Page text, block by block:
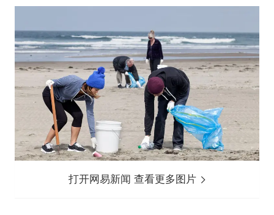
打开网易新闻 查看更多图片